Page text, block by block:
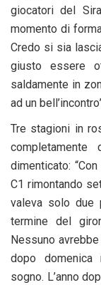
giocatori del
momento di
Credo si sia
giusto essere
saldamente in
ad un
Tre stagioni in
dimenticato:
C1 rimontando
valeva solo due
termine del
Nessuno
dopo domenica
sogno. L’anno